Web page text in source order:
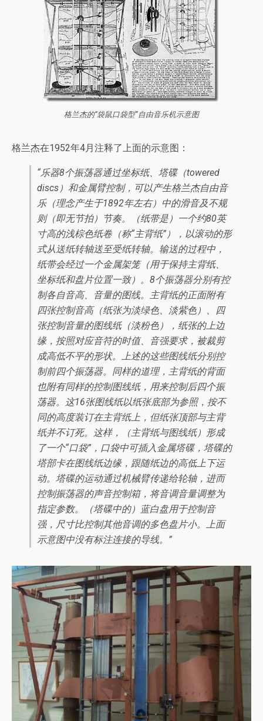
格兰杰的“袋鼠口袋型”自由音乐机示意图
格兰杰在1952年4月注释了上面的示意图：
“乐器8个振荡器通过坐标纸、塔碟（towered
discs）和金属臂控制，可以产生格兰杰自由音
乐（理念产生于1892年左右）中的滑音及不规
则（即无节拍）节奏。（纸带是）一个约80英
寸高的浅棕色纸卷（称“主背纸”），以滚动的形
式从送纸转轴送至受纸转轴。输送的过程中，
纸带会经过一个金属架笼（用于保持主背纸、
坐标纸和盘片位置一致）。8个振荡器分别有控
制各自音高、音量的图线。主背纸的正面附有
四张控制音高（纸张为淡绿色、淡紫色）、四
张控制音量的图线纸（淡粉色），纸张的上边
缘，按照对应音符的时值、音强要求，被裁剪
成高低不平的形状。上述的这些图线纸分别控
制前四个振荡器。同样的道理，主背纸的背面
也附有同样的控制图线纸，用来控制后四个振
荡器。这16张图线纸以纸张底部为参照，按不
同的高度装订在主背纸上，但纸张顶部与主背
纸并不订死。这样，（主背纸与图线纸）形成
了一个“口袋”，口袋中可插入金属塔碟，塔碟的
塔部卡在图线纸边缘，跟随纸边的高低上下运
动。塔碟的运动通过机械臂传递给轮轴，进而
控制振荡器的声音控制箱，将音调音量调整为
指定参数。（塔碟中的）蓝白盘用于控制音
强，尺寸比控制其他音调的多色盘片小。上面
示意图中没有标注连接的导线。”